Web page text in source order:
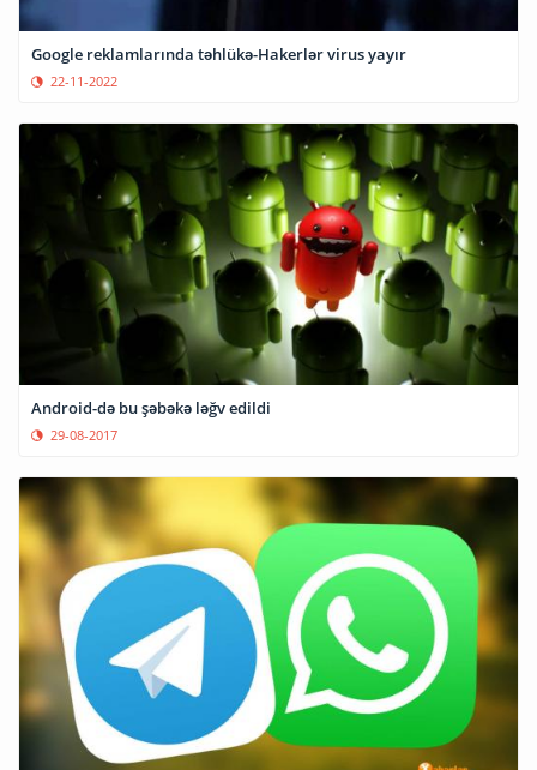
Google reklamlarında təhlükə-Hakerlər virus yayır
22-11-2022
Android-də bu şəbəkə ləğv edildi
29-08-2017